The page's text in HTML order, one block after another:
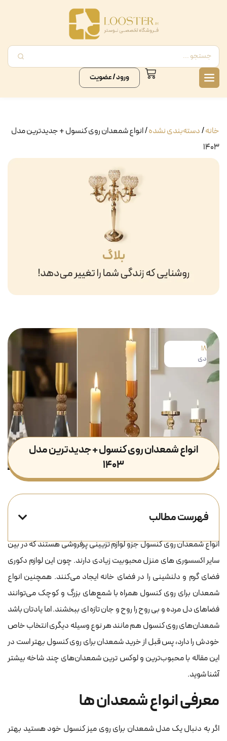
ورود / عضویت
خانه/دسته‌بندی نشده/ انواع شمعدان روی کنسول + جدیدترین مدل
۱۴۰۳
18
دی
انواع شمعدان روی کنسول + جدیدترین مدل
۱۴۰۳
فهرست مطالب
انواع شمعدان روی کنسول جزو لوازم تزیینی پرفروشی هستند که در بین
سایر اکسسوری های منزل محبوبیت زیادی دارند. چون این لوازم دکوری
فضای گرم و دلنشینی را در فضای خانه ایجاد می‌کنند. همچنین انواع
شمعدان برای روی کنسول همراه با شمع‌های بزرگ و کوچک می‌توانند
فضاهای دل مرده و بی روح را روح و جان تازه ای ببخشند. اما یادتان باشد
شمعدان‌های روی کنسول هم مانند هر نوع وسیله دیگری انتخاب خاص
خودش را دارد، پس قبل از خرید شمعدان برای روی کنسول بهتر است در
این مقاله با محبوب‌ترین و لوکس ترین شمعدان‌های چند شاخه بیشتر
آشنا شوید.
معرفی انواع شمعدان ها
اگر به دنبال یک مدل شمعدان برای روی میز کنسول خود هستید بهتر